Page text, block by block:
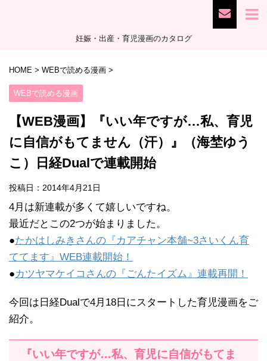
妊娠・出産・育児漫画のカタログ
HOME > WEBで読める漫画 >
WEBで読める漫画
【WEB漫画】『いい年ですが…私、育児
に自信がもてません（汗）』（海埜ゆう
こ）日経Dualで連載開始
投稿日： 2014年4月21日
4月は新連載が多くて嬉しいですね。
最近だとこの2つが始まりました。
●たかはしみきさんの『カアチャン本舗~3さいくん育
ててます』WEB連載開始！
●カツヤマケイコさんの『ごんたイズム』連載再開！
今回は日経Dualで4月18日にスタートした育児漫画をご
紹介。
『いい年ですが…私、育児に自信がもてま